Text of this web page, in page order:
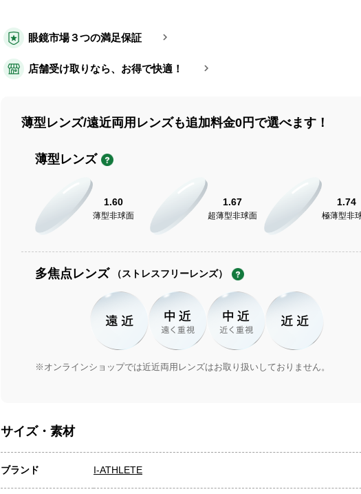
サイズ・素材
ブランド I-ATHLETE
眼鏡市場３つの満足保証
店舗受け取りなら、お得で快適！
薄型レンズ/遠近両用レンズも追加料金0円で選べます！
薄型レンズ
1.60
薄型非球面
1.67
超薄型非球面
1.74
極薄型非
多焦点レンズ （ストレスフリーレンズ）
※オンラインショップでは近近両用レンズはお取り扱いしておりません。